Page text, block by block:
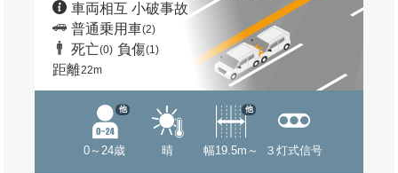
車両相互 小破事故
普通乗用車(2)
死亡(0) 負傷(1)
距離22m
0～24歳
他
晴 幅19.5m～
他
３灯式信号